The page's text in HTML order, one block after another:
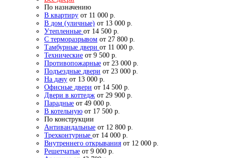
По назначению
В квартиру от 11 000 р.
В дом (уличные) от 13 000 р.
Утепленные от 14 500 р.
С терморазрывом от 27 800 р.
Тамбурные двери от 11 000 р.
Технические от 9 500 р.
Противопожарные от 23 000 р.
Подъездные двери от 23 000 р.
На дачу от 13 000 р.
Офисные двери от 14 500 р.
Двери в коттедж от 29 900 р.
Парадные от 49 000 р.
В котельную от 17 500 р.
По конструкции
Антивандальные от 12 800 р.
Трехконтурные от 14 000 р.
Внутреннего открывания от 12 000 р.
Решетчатые от 9 000 р.